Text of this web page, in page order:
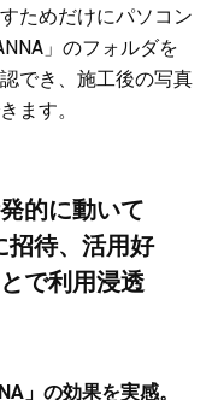
ためだけにパソコン
」のフォルダを
でき、施工後の写真
ます。
的に動いて
招待、活用好
で利用浸透
」の効果を実感。